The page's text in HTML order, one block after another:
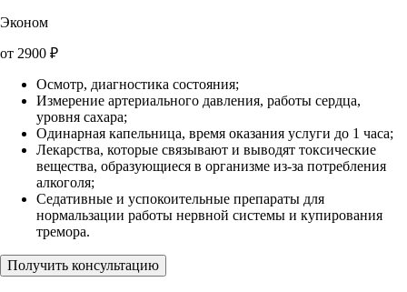
Эконом
от 2900 ₽
Осмотр, диагностика состояния;
Измерение артериального давления, работы сердца,
уровня сахара;
Одинарная капельница, время оказания услуги до 1 часа;
Лекарства, которые связывают и выводят токсические
вещества, образующиеся в организме из-за потребления
алкоголя;
Седативные и успокоительные препараты для
нормальзации работы нервной системы и купирования
тремора.
Получить консультацию